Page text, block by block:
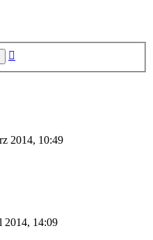
Suche
2014, 10:49
14:09